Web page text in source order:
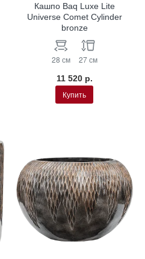
Кашпо Baq Luxe Lite
Universe Comet Cylinder
bronze
28 см 27 см
11 520 р.
Купить